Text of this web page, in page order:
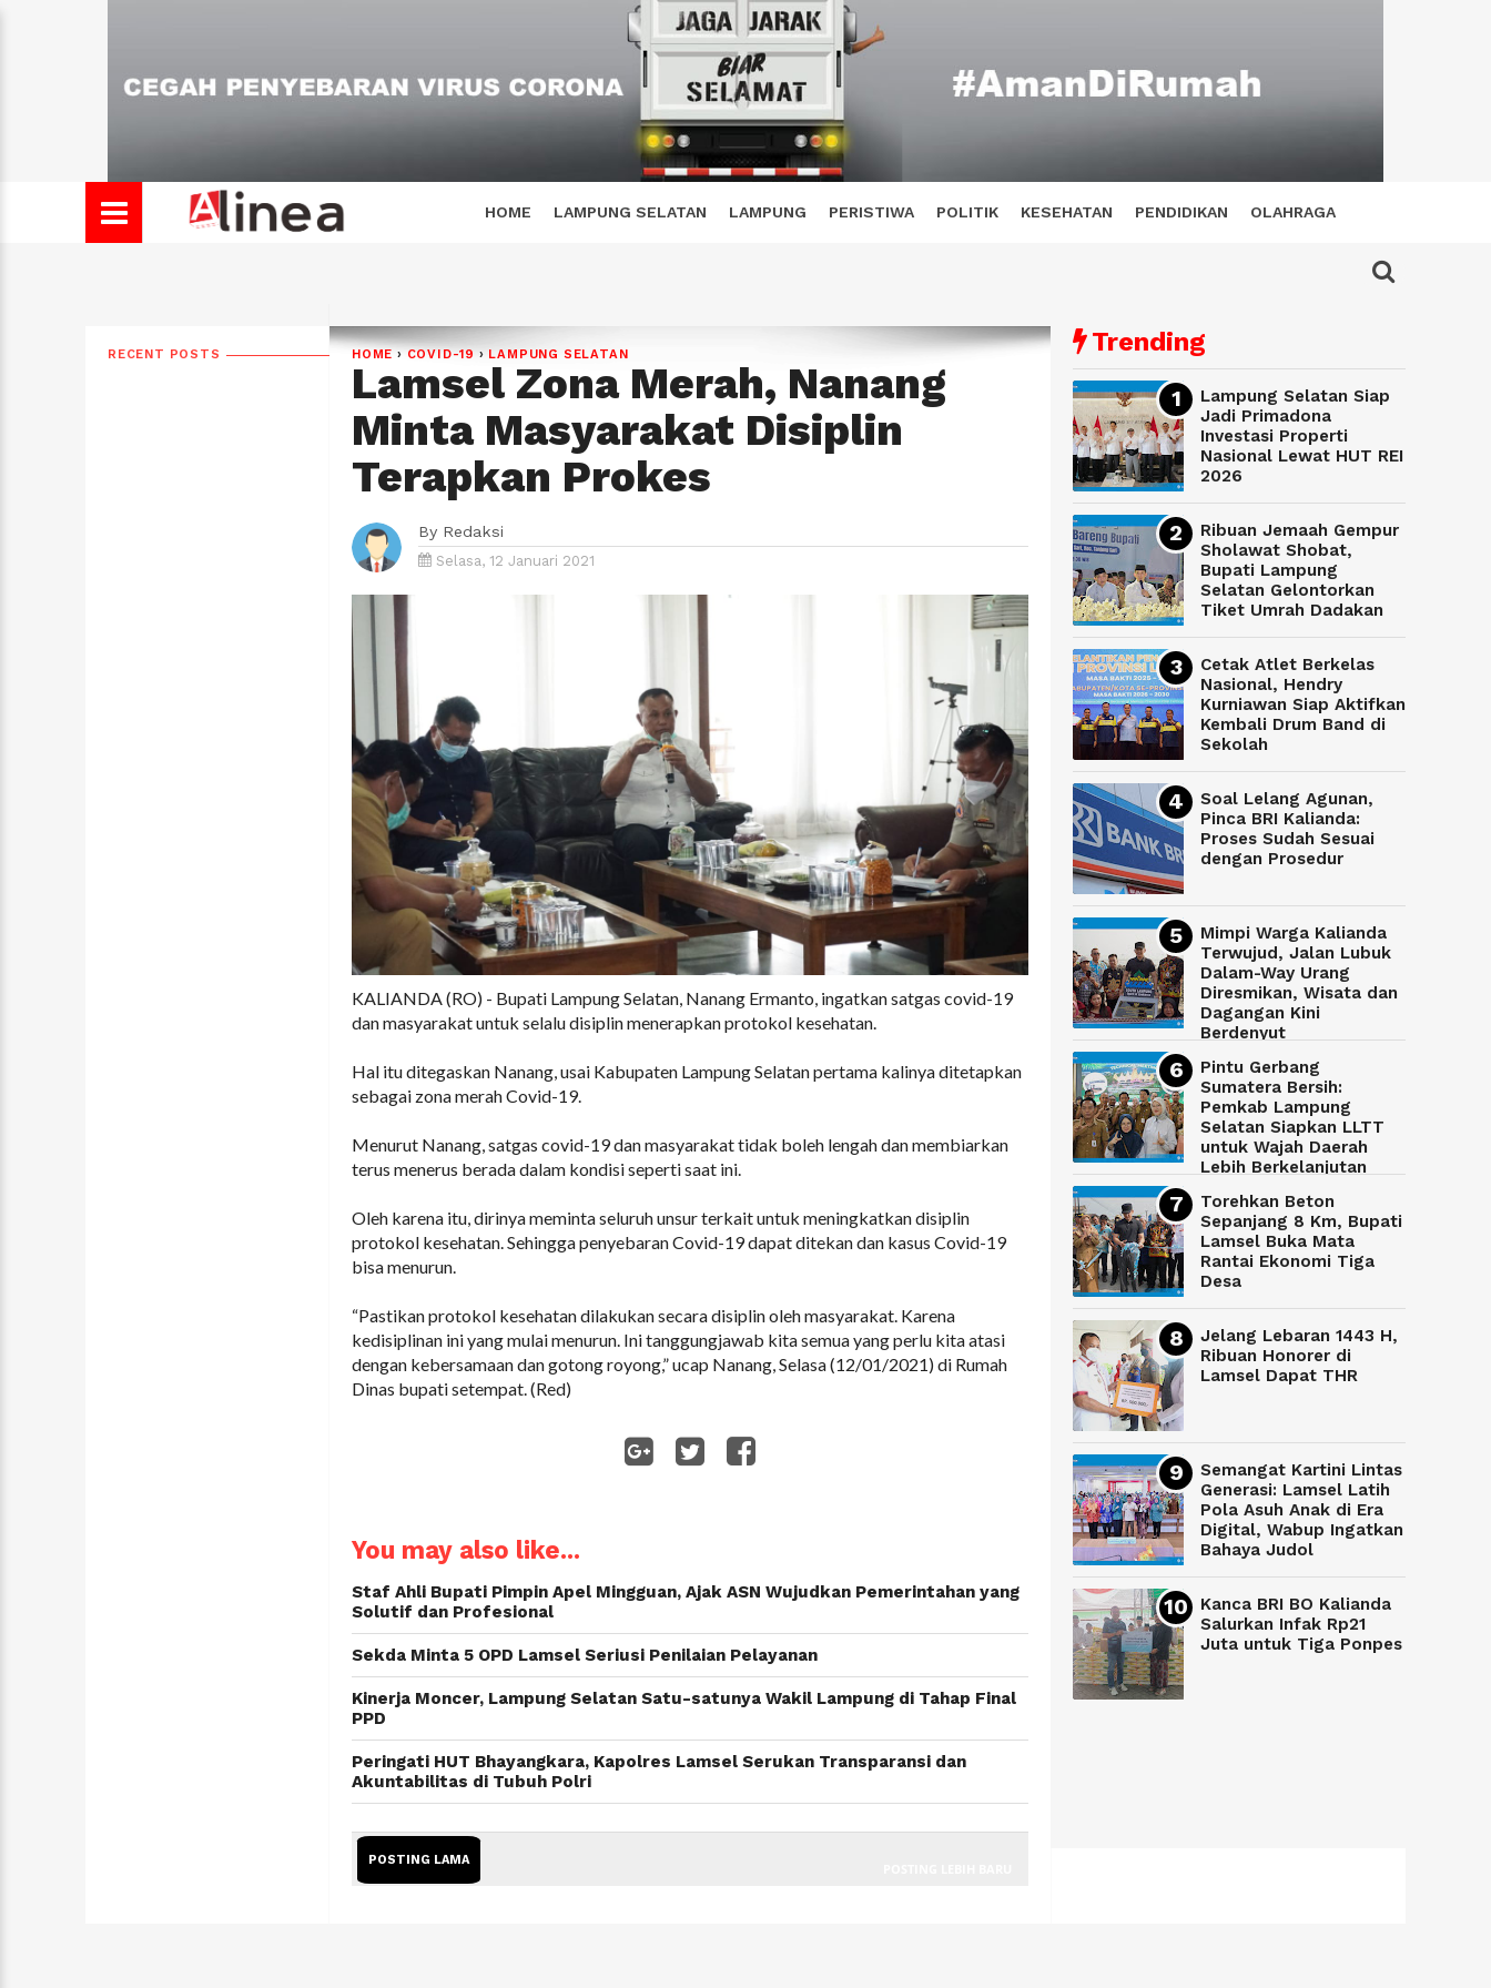
HOME LAMPUNG SELATAN LAMPUNG PERISTIWA POLITIK KESEHATAN PENDIDIKAN OLAHRAGA
RECENT POSTS HOME › COVID-19 › LAMPUNG SELATAN
Lamsel Zona Merah, Nanang
Minta Masyarakat Disiplin
Terapkan Prokes
By Redaksi
Selasa, 12 Januari 2021
KALIANDA (RO) - Bupati Lampung Selatan, Nanang Ermanto, ingatkan satgas covid-19
dan masyarakat untuk selalu disiplin menerapkan protokol kesehatan.
Hal itu ditegaskan Nanang, usai Kabupaten Lampung Selatan pertama kalinya ditetapkan
sebagai zona merah Covid-19.
Menurut Nanang, satgas covid-19 dan masyarakat tidak boleh lengah dan membiarkan
terus menerus berada dalam kondisi seperti saat ini.
Oleh karena itu, dirinya meminta seluruh unsur terkait untuk meningkatkan disiplin
protokol kesehatan. Sehingga penyebaran Covid-19 dapat ditekan dan kasus Covid-19
bisa menurun.
“Pastikan protokol kesehatan dilakukan secara disiplin oleh masyarakat. Karena
kedisiplinan ini yang mulai menurun. Ini tanggungjawab kita semua yang perlu kita atasi
dengan kebersamaan dan gotong royong,” ucap Nanang, Selasa (12/01/2021) di Rumah
Dinas bupati setempat. (Red)
You may also like...
Staf Ahli Bupati Pimpin Apel Mingguan, Ajak ASN Wujudkan Pemerintahan yang
Solutif dan Profesional
Sekda Minta 5 OPD Lamsel Seriusi Penilaian Pelayanan
Kinerja Moncer, Lampung Selatan Satu-satunya Wakil Lampung di Tahap Final
PPD
Peringati HUT Bhayangkara, Kapolres Lamsel Serukan Transparansi dan
Akuntabilitas di Tubuh Polri
POSTING LAMA
Trending
Lampung Selatan Siap
Jadi Primadona
Investasi Properti
Nasional Lewat HUT REI
2026
Ribuan Jemaah Gempur
Sholawat Shobat,
Bupati Lampung
Selatan Gelontorkan
Tiket Umrah Dadakan
Cetak Atlet Berkelas
Nasional, Hendry
Kurniawan Siap Aktifkan
Kembali Drum Band di
Sekolah
Soal Lelang Agunan,
Pinca BRI Kalianda:
Proses Sudah Sesuai
dengan Prosedur
Mimpi Warga Kalianda
Terwujud, Jalan Lubuk
Dalam-Way Urang
Diresmikan, Wisata dan
Dagangan Kini
Berdenyut
Pintu Gerbang
Sumatera Bersih:
Pemkab Lampung
Selatan Siapkan LLTT
untuk Wajah Daerah
Lebih Berkelanjutan
Torehkan Beton
Sepanjang 8 Km, Bupati
Lamsel Buka Mata
Rantai Ekonomi Tiga
Desa
Jelang Lebaran 1443 H,
Ribuan Honorer di
Lamsel Dapat THR
Semangat Kartini Lintas
Generasi: Lamsel Latih
Pola Asuh Anak di Era
Digital, Wabup Ingatkan
Bahaya Judol
Kanca BRI BO Kalianda
Salurkan Infak Rp21
Juta untuk Tiga Ponpes